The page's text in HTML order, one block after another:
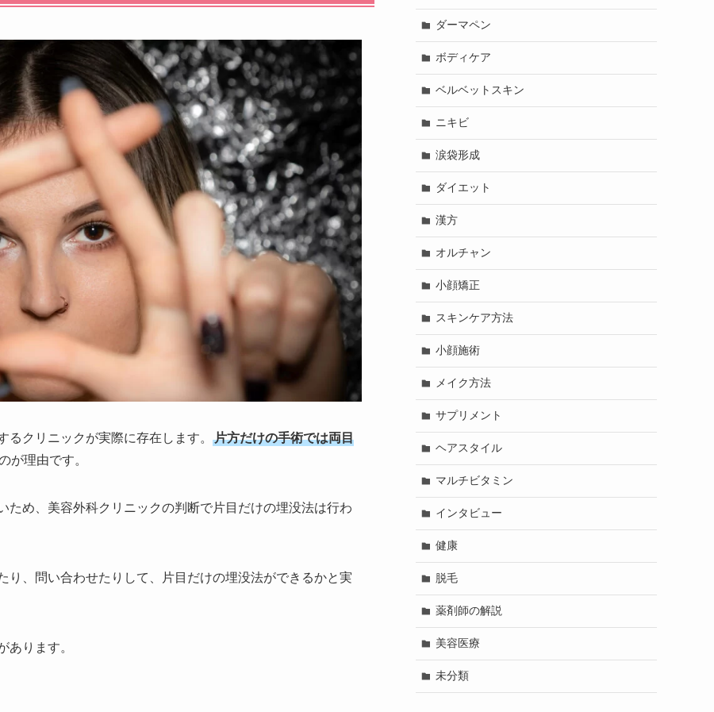
クリニックが実際に存在します。
片方だけの手術では両目
が理由です。
め、美容外科クリニックの判断で片目だけの埋没法は行わ
り、問い合わせたりして、片目だけの埋没法ができるかと実
あります。
ダーマペン
ボディケア
ベルベットスキン
ニキビ
涙袋形成
ダイエット
漢方
オルチャン
小顔矯正
スキンケア方法
小顔施術
メイク方法
サプリメント
ヘアスタイル
マルチビタミン
インタビュー
健康
脱毛
薬剤師の解説
美容医療
未分類